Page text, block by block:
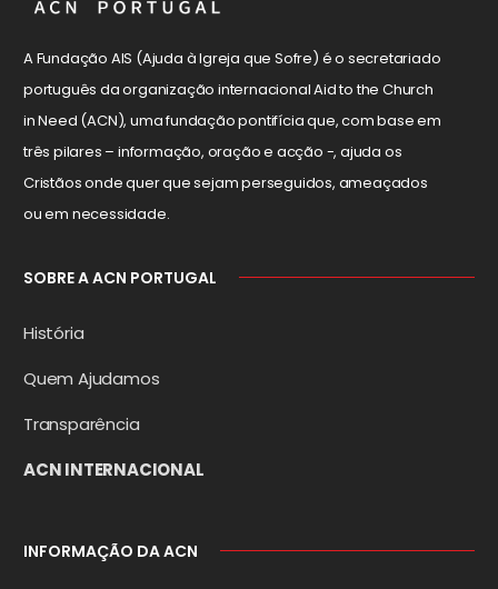
A Fundação AIS (Ajuda à Igreja que Sofre) é o secretariado
português da organização internacional Aid to the Church
in Need (ACN), uma fundação pontifícia que, com base em
três pilares – informação, oração e acção -, ajuda os
Cristãos onde quer que sejam perseguidos, ameaçados
ou em necessidade.
SOBRE A ACN PORTUGAL
História
Quem Ajudamos
Transparência
ACN INTERNACIONAL
INFORMAÇÃO DA ACN